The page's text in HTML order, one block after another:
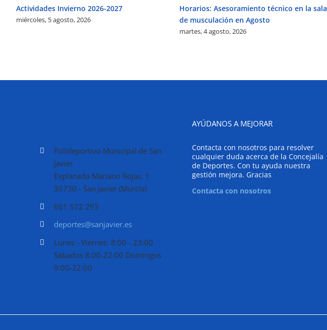
Actividades Invierno 2026-2027
miércoles, 5 agosto, 2026
Horarios: Asesoramiento técnico en la sala
de musculación en Agosto
martes, 4 agosto, 2026
Polideportivo Municipal de San
Javier
Explanada Mariano Rojas, 1
30730 - San Javier (Murcia)
661 572 293
deportes@sanjavier.es
Lunes - Viernes: 8:00 - 23:00
Sábados 8:00-22:00 Domingos
9:00-22:00
AYÚDANOS A MEJORAR
Contacta con nosotros para resolver
cualquier duda acerca de la Concejalía
de Deportes. Con tu ayuda nuestra
gestión mejora. Gracias
Contacta con nosotros